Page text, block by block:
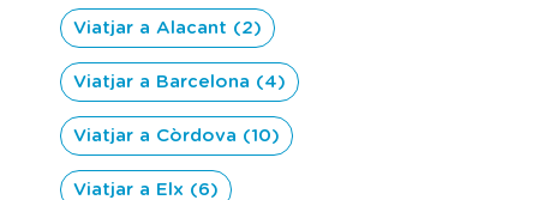
Viatjar a Alacant (2)
Viatjar a Barcelona (4)
Viatjar a Còrdova (10)
Viatjar a Elx (6)